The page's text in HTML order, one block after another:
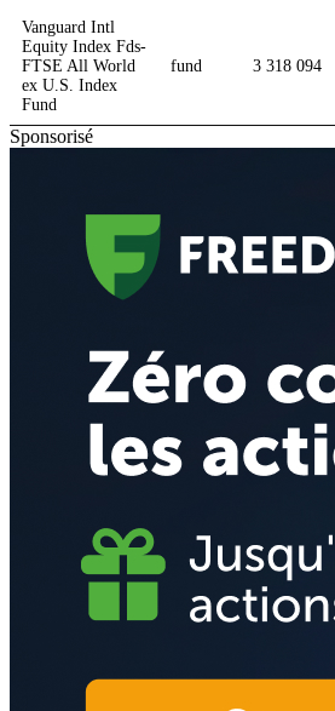
Vanguard Intl
Equity Index Fds-
FTSE All World
ex U.S. Index
Fund
fund 3 318 094
Sponsorisé